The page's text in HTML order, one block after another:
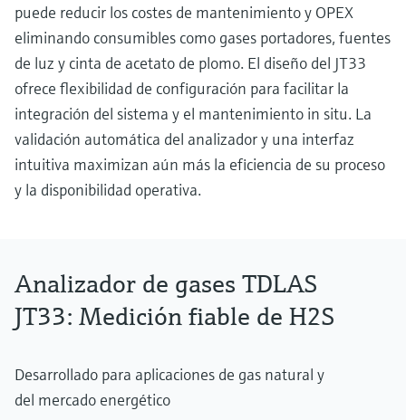
puede reducir los costes de mantenimiento y OPEX
eliminando consumibles como gases portadores, fuentes
de luz y cinta de acetato de plomo. El diseño del JT33
ofrece flexibilidad de configuración para facilitar la
integración del sistema y el mantenimiento in situ. La
validación automática del analizador y una interfaz
intuitiva maximizan aún más la eficiencia de su proceso
y la disponibilidad operativa.
Analizador de gases TDLAS
JT33: Medición fiable de H2S
Desarrollado para aplicaciones de gas natural y
del mercado energético